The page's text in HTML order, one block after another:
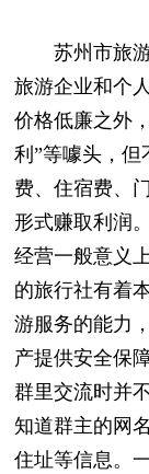
苏州市旅游
旅游企业和个
价格低廉之外
利”等噱头，
费、住宿费、
形式赚取利润
经营一般意义
的旅行社有着
游服务的能力
产提供安全保
群里交流时并
知道群主的网
住址等信息。